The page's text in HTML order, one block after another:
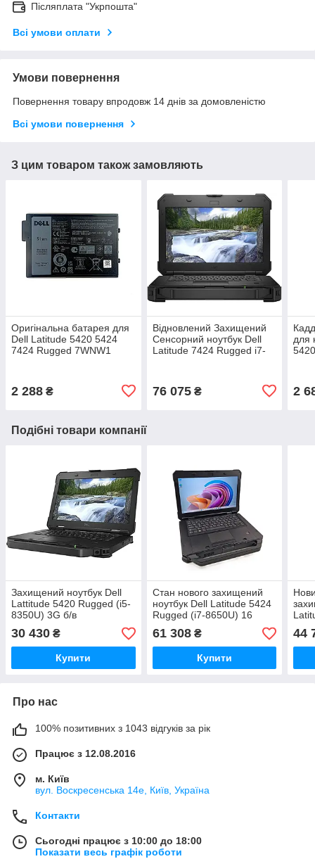
Післяплата "Укрпошта"
Всі умови оплати
Умови повернення
Повернення товару впродовж 14 днів за домовленістю
Всі умови повернення
З цим товаром також замовляють
Оригінальна батарея для
Dell Latitude 5420 5424
7424 Rugged 7WNW1
2 288 ₴
Відновлений Захищений
Сенсорний ноутбук Dell
Latitude 7424 Rugged i7-
76 075₴
для
2
Подібні товари компанії
Захищений ноутбук Dell
Lattitude 5420 Rugged (i5-
8350U) 3G б/в
30 430 ₴
Купити
Стан нового захищений
ноутбук Dell Latitude 5424
Rugged (i7-8650U) 16
DDR4 512 SSD Radeon
RX540
61 308₴
Купити
44
Про нас
100% позитивних з 1043 відгуків за рік
Працює з 12.08.2016
м. Київ
вул. Воскресенська 14е, Київ, Україна
Контакти
Сьогодні працює з 10:00 до 18:00
Показати весь графік роботи